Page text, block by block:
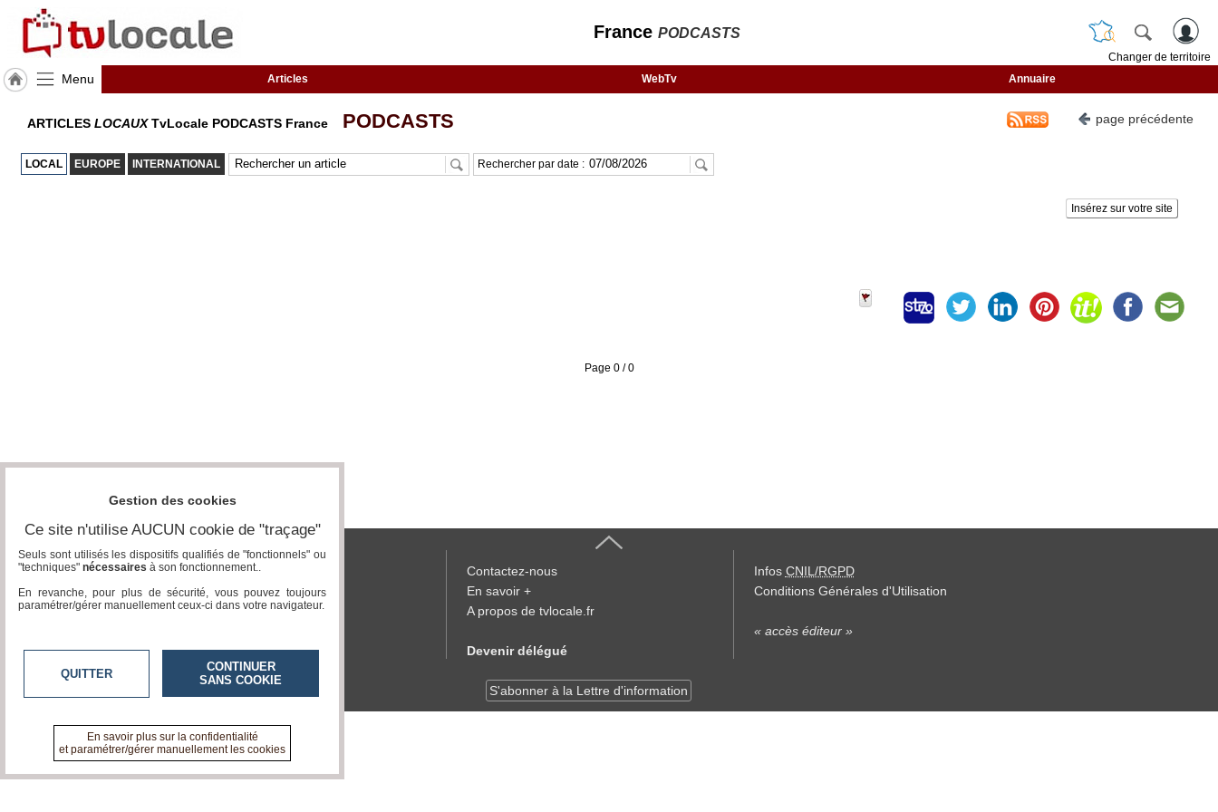
France PODCASTS
Changer de territoire
Menu Articles WebTv Annuaire
Inscription
pro
Accès
éditeur
ARTICLES LOCAUXTvLocale PODCASTS France PODCASTS page précédente
LOCAL EUROPE INTERNATIONAL Rechercher par date :
Insérez sur votre site
Page 0 / 0
tvlocale.fr
Contactez-nous
En savoir +
A propos de tvlocale.fr
Devenir délégué
S'abonner à la Lettre d'information
Infos CNIL/RGPD
Conditions Générales d'Utilisation
« accès éditeur »
Gestion des cookies
Ce site n'utilise AUCUN cookie de "traçage"
Seuls sont utilisés les dispositifs qualifiés de "fonctionnels" ou
"techniques" nécessaires à son fonctionnement..
En revanche, pour plus de sécurité, vous pouvez toujours
paramétrer/gérer manuellement ceux-ci dans votre navigateur.
QUITTER
CONTINUER
SANS COOKIE
En savoir plus sur la confidentialité
et paramétrer/gérer manuellement les cookies